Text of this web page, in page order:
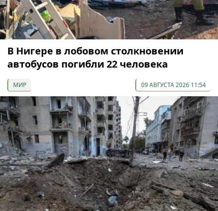
В Нигере в лобовом столкновении
автобусов погибли 22 человека
МИР 09 АВГУСТА 2026 11:54